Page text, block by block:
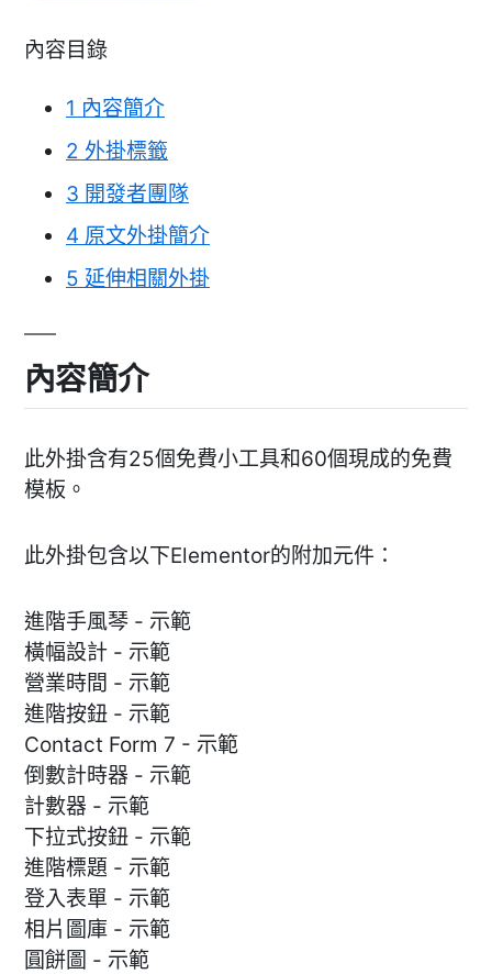
內容目錄
1 內容簡介
2 外掛標籤
3 開發者團隊
4 原文外掛簡介
5 延伸相關外掛
內容簡介
此外掛含有25個免費小工具和60個現成的免費
模板。
此外掛包含以下Elementor的附加元件：
進階手風琴 - 示範
橫幅設計 - 示範
營業時間 - 示範
進階按鈕 - 示範
Contact Form 7 - 示範
倒數計時器 - 示範
計數器 - 示範
下拉式按鈕 - 示範
進階標題 - 示範
登入表單 - 示範
相片圖庫 - 示範
圓餅圖 - 示範